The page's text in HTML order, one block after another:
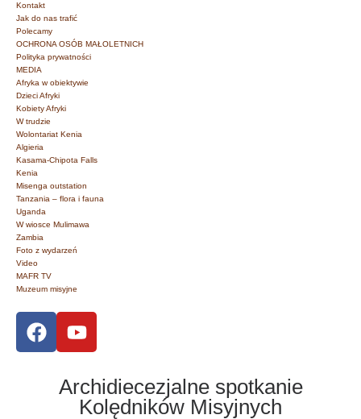
Kontakt
Jak do nas trafić
Polecamy
OCHRONA OSÓB MAŁOLETNICH
Polityka prywatności
MEDIA
Afryka w obiektywie
Dzieci Afryki
Kobiety Afryki
W trudzie
Wolontariat Kenia
Algieria
Kasama-Chipota Falls
Kenia
Misenga outstation
Tanzania – flora i fauna
Uganda
W wiosce Mulimawa
Zambia
Foto z wydarzeń
Video
MAFR TV
Muzeum misyjne
Archidiecezjalne spotkanie
Kolędników Misyjnych